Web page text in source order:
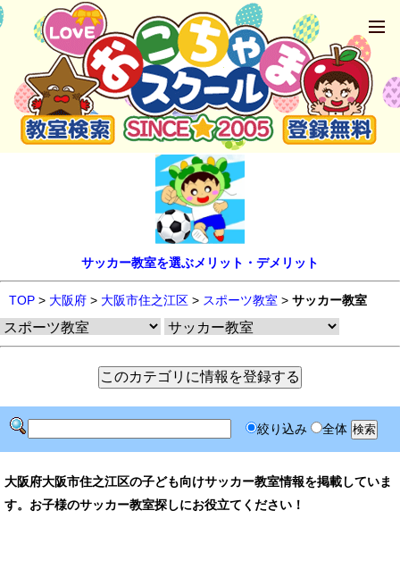
サッカー教室を選ぶメリット・デメリット
TOP > 大阪府 > 大阪市住之江区 > スポーツ教室 > サッカー教室
絞り込み 全体
大阪府大阪市住之江区の子ども向けサッカー教室情報を掲載していま
す。お子様のサッカー教室探しにお役立てください！